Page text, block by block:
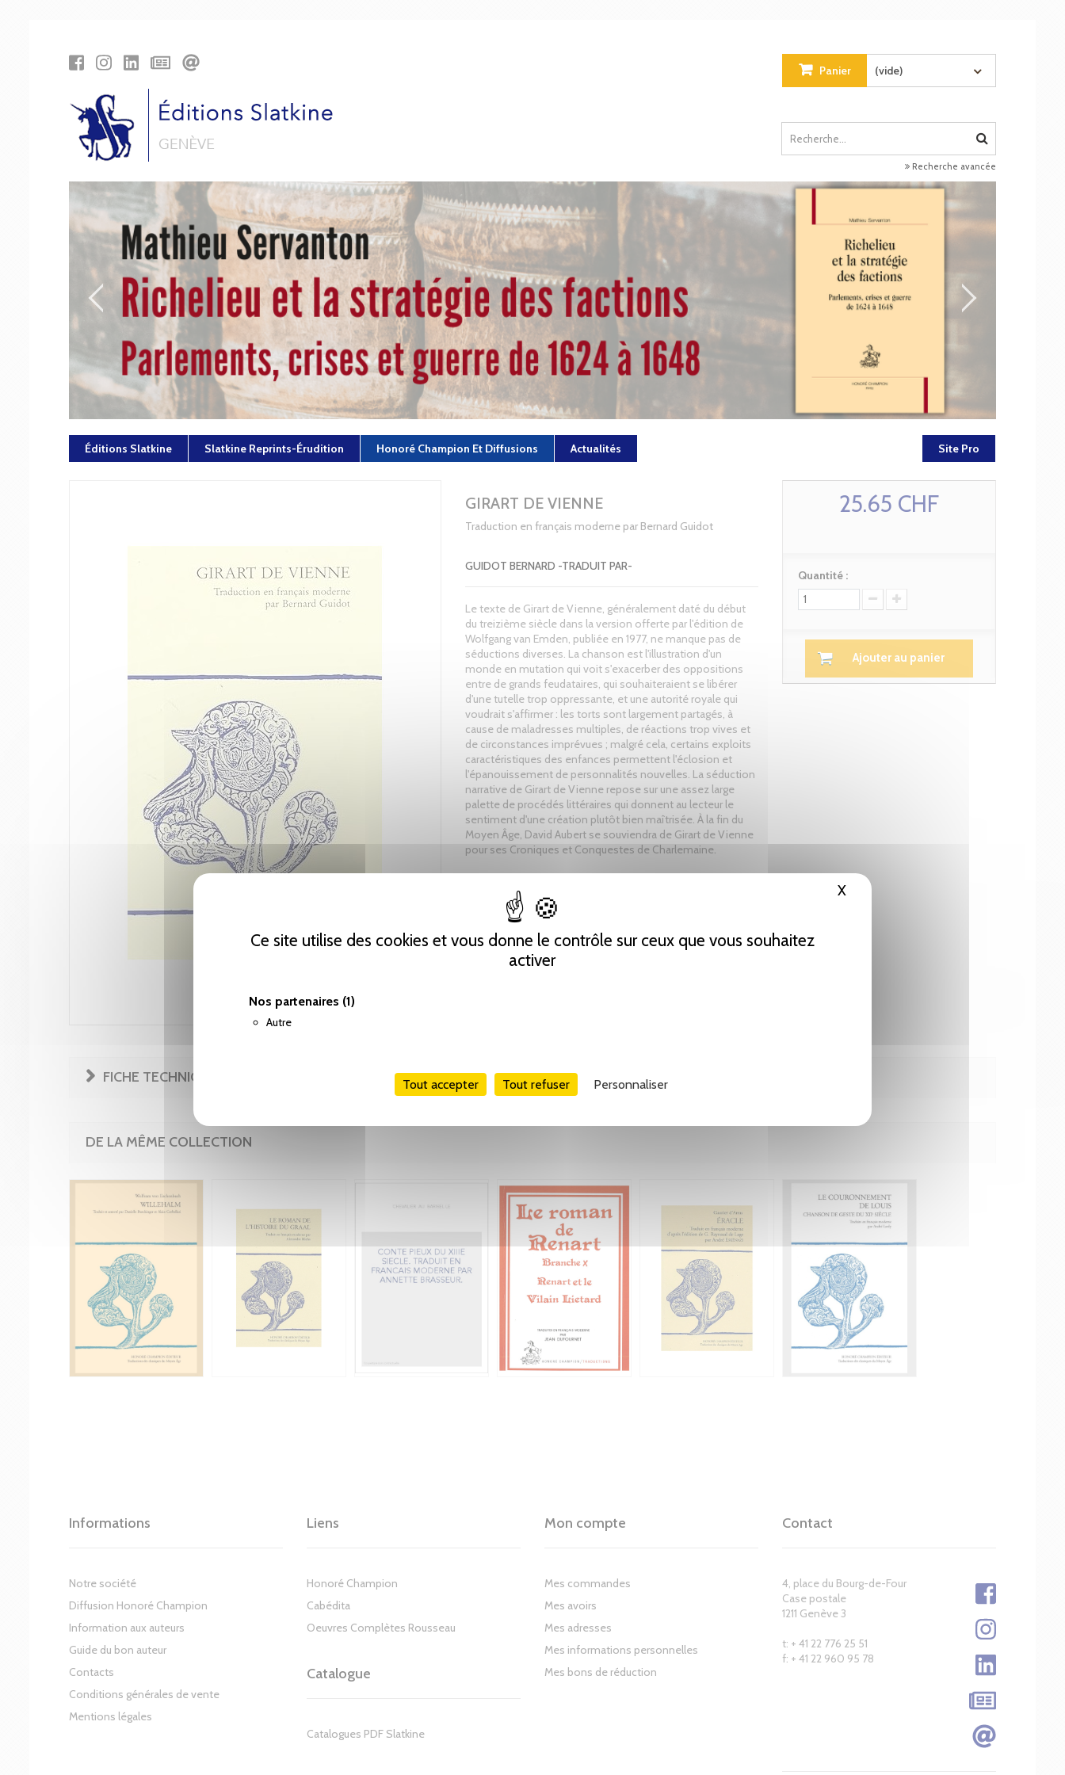
Ce site utilise des cookies et vous donne le contrôle sur ceux que vous souhaitez
activer
Nos partenaires (1)
Autre
Tout accepter Tout refuser Personnaliser
X Masquer le bandeau des cookies
Panier (vide)
Recherche avancée
Éditions Slatkine Slatkine Reprints-Érudition Honoré Champion Et Diffusions Actualités Site Pro
GIRART DE VIENNE
Traduction en français moderne par Bernard Guidot
GUIDOT BERNARD -TRADUIT PAR-
Le texte de Girart de Vienne, généralement daté du début
du treizième siècle dans la version offerte par l'édition de
Wolfgang van Emden, publiée en 1977, ne manque pas de
séductions diverses. La chanson est l'illustration d'un
monde en mutation qui voit s'exacerber des oppositions
entre de grands feudataires, qui souhaiteraient se libérer
d'une tutelle trop oppressante, et une autorité royale qui
voudrait s'affirmer : les torts sont largement partagés, à
cause de maladresses multiples, de réactions trop vives et
de circonstances imprévues ; malgré cela, certains exploits
caractéristiques des enfances permettent l'éclosion et
l'épanouissement de personnalités nouvelles. La séduction
narrative de Girart de Vienne repose sur une assez large
palette de procédés littéraires qui donnent au lecteur le
sentiment d'une création plutôt bien maîtrisée. À la fin du
Moyen Âge, David Aubert se souviendra de Girart de Vienne
pour ses Croniques et Conquestes de Charlemaine.
Tweet Partager
25.65 CHF
Quantité :
Ajouter au panier
FICHE TECHNIQUE
DE LA MÊME COLLECTION
Informations
Notre société
Diffusion Honoré Champion
Information aux auteurs
Guide du bon auteur
Contacts
Conditions générales de vente
Mentions légales
Liens
Honoré Champion
Cabédita
Oeuvres Complètes Rousseau
Catalogue
Catalogues PDF Slatkine
Mon compte
Mes commandes
Mes avoirs
Mes adresses
Mes informations personnelles
Mes bons de réduction
Contact
4, place du Bourg-de-Four
Case postale
1211 Genève 3
t: + 41 22 776 25 51
f: + 41 22 960 95 78